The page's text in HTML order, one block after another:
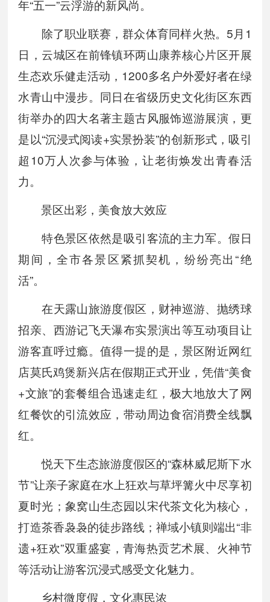
年“五一”云浮游的新风尚。
除了职业联赛，群众体育同样火热。5月1
日，云城区在前锋镇环两山康养核心片区开展
生态欢乐健走活动，1200多名户外爱好者在绿
水青山中漫步。同日在省级历史文化街区东西
街举办的四大名著主题古风服饰巡游展演，更
是以“沉浸式阅读+实景扮装”的创新形式，吸引
超10万人次参与体验，让老街焕发出青春活
力。
景区出彩，美食放大效应
特色景区依然是吸引客流的主力军。假日
期间，全市各景区紧抓契机，纷纷亮出“绝
活”。
在天露山旅游度假区，财神巡游、抛绣球
招亲、西游记飞天瀑布实景演出等互动项目让
游客直呼过瘾。值得一提的是，景区附近网红
店莫氏鸡煲新兴店在假期正式开业，凭借“美食
+文旅”的套餐组合迅速走红，极大地放大了网
红餐饮的引流效应，带动周边食宿消费全线飘
红。
悦天下生态旅游度假区的“森林威尼斯下水
节”让亲子家庭在水上狂欢与草坪篝火中尽享初
夏时光；象窝山生态园以宋代茶文化为核心，
打造茶香袅袅的徒步路线；禅域小镇则端出“非
遗+狂欢”双重盛宴，青海热贡艺术展、火神节
等活动让游客沉浸式感受文化魅力。
乡村微度假，文化惠民浓